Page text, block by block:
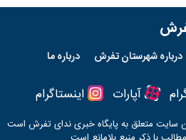
درباره شهرستان تفرش درباره ما
آپارات اینستاگرام
سایت متعلق به پایگاه خبریندای تفرش است